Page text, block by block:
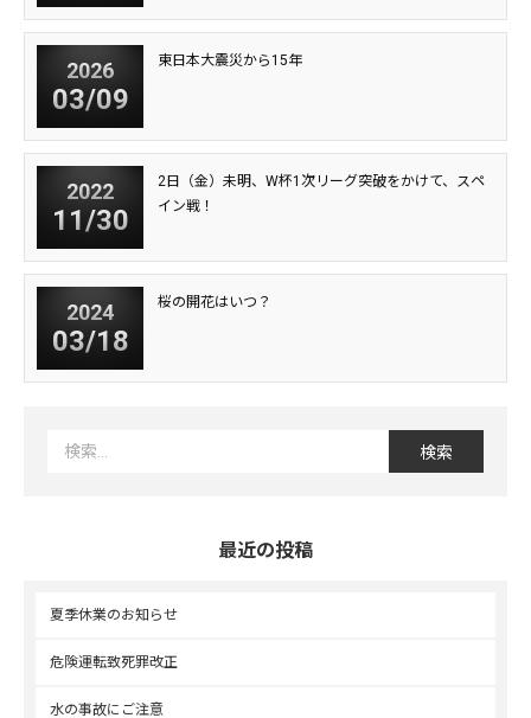
2026
03/09
東日本大震災から15年
2022
11/30
2日（金）未明、W杯1次リーグ突破をかけて、スペ
イン戦！
2024
03/18
桜の開花はいつ？
最近の投稿
夏季休業のお知らせ
危険運転致死罪改正
水の事故にご注意